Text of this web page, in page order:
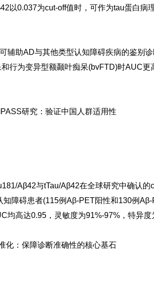
以0.037为cut-off值时，可作为tau蛋白
辅助AD与其他类型认知障碍疾病的鉴别
行为变异型额颞叶痴呆(bvFTD)时AUC
研究：验证中国人群适用性
Aβ42与tTau/Aβ42在全球研究中确认
知障碍患者(115例Aβ-PET阳性和130例
均高达0.95，灵敏度为91%-97%，特异
化：保障诊断准确性的核心基石